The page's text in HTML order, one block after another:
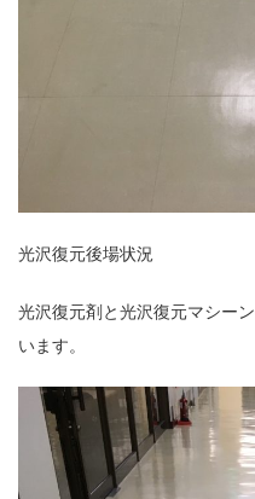
光沢復元後場状況
光沢復元剤と光沢復元マシー
います。